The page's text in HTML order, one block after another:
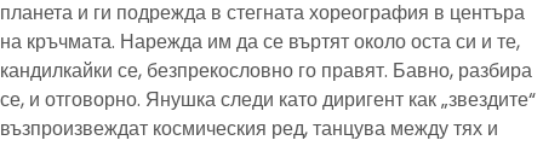
планета и ги подрежда в стегната хореография в центъра
на кръчмата. Нарежда им да се въртят около оста си и те,
кандилкайки се, безпрекословно го правят. Бавно, разбира
се, и отговорно. Янушка следи като диригент как „звездите“
възпроизвеждат космическия ред, танцува между тях и